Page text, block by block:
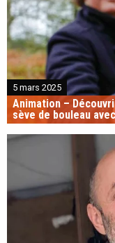
5 mars 2025
Animation –
sève de bouleau